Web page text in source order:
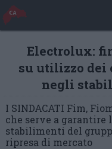
Electrolux:
su utilizzo dei
negli
I SINDACATI Fim,
che serve a garantire
stabilimenti del
ripresa di mercato